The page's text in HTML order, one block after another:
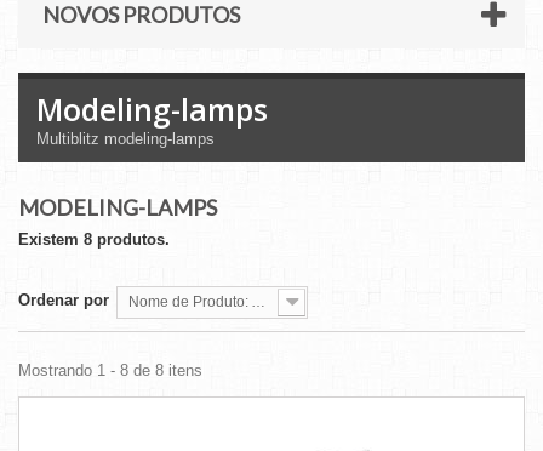
NOVOS PRODUTOS
Modeling-lamps
Multiblitz modeling-lamps
MODELING-LAMPS
Existem 8 produtos.
Ordenar por Nome de Produto: A a Z
Mostrando 1 - 8 de 8 itens